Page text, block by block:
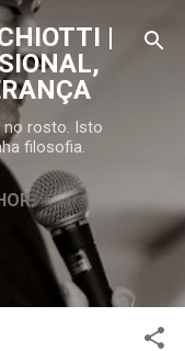
|
no rosto. Isto
filosofia.